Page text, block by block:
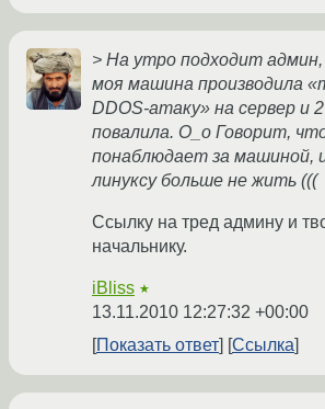
> На утро подходит
моя машина производила
DDOS-атаку» на сервер и
повалила. O_o Говорит,
понаблюдает за машиной,
линуксу больше не жить (((
Ссылку на тред админу и
начальнику.
iBliss ★
13.11.2010 12:27:32 +00:00
Показать ответ
Ссылка